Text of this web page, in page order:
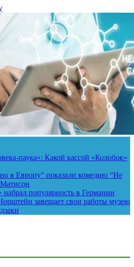
паука»: Какой кассой «Колобок»
в Европу” показали комедию “Не
популярность в Германии
завещает свои работы музею